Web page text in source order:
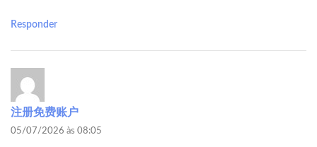
Responder
注册免费账户
05/07/2026 às 08:05